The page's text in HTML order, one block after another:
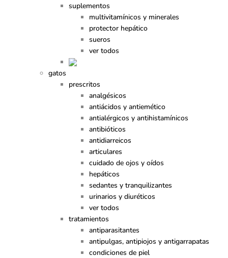
suplementos
multivitamínicos y minerales
protector hepático
sueros
ver todos
gatos
prescritos
analgésicos
antiácidos y antiemético
antialérgicos y antihistamínicos
antibióticos
antidiarreicos
articulares
cuidado de ojos y oídos
hepáticos
sedantes y tranquilizantes
urinarios y diuréticos
ver todos
tratamientos
antiparasitantes
antipulgas, antipiojos y antigarrapatas
condiciones de piel